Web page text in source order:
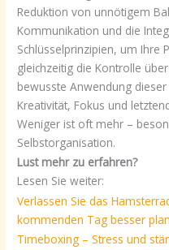
Reduktion von unnötigem
Kommunikation und die
Schlüsselprinzipien, um Ihre
gleichzeitig die Kontrolle
bewusste Anwendung
Kreativität, Fokus und
Weniger ist oft mehr –
Selbstorganisation.
Lust mehr zu erfahren?
Lesen Sie weiter:
Verlassen Sie das
kommenden Tag besser
Timeboxing – Stress und